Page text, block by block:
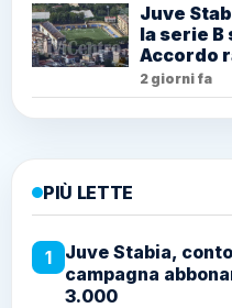
Juve
la serie B
Accordo
2 giorni fa
PIÙ LETTE
1
Juve Stabia,
campagna
3.000